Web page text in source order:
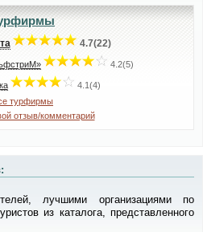
4.7(22)
4.2(5)
4.1(4)
турфирмы
отзыв/комментарий
лучшими организациями по
из каталога, представленного